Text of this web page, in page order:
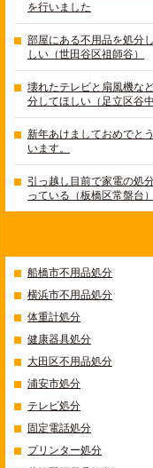
を行いました
部屋にある不用品を処分
しい（世田谷区祖師谷）
壊れたテレビと扇風機な
分してほしい（足立区谷中
新年あけましておめでと
います。
引っ越し目前で家電の処
っている（板橋区常盤台）
船橋市不用品処分
横浜市不用品処分
体重計処分
健康器具処分
大田区不用品処分
浦安市処分
テレビ処分
固定電話処分
プリンター処分